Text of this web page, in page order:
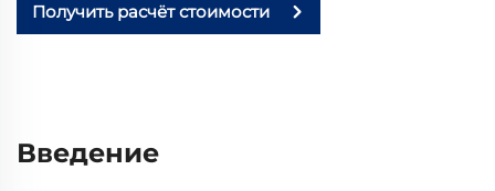
Получить расчёт стоимости
Введение